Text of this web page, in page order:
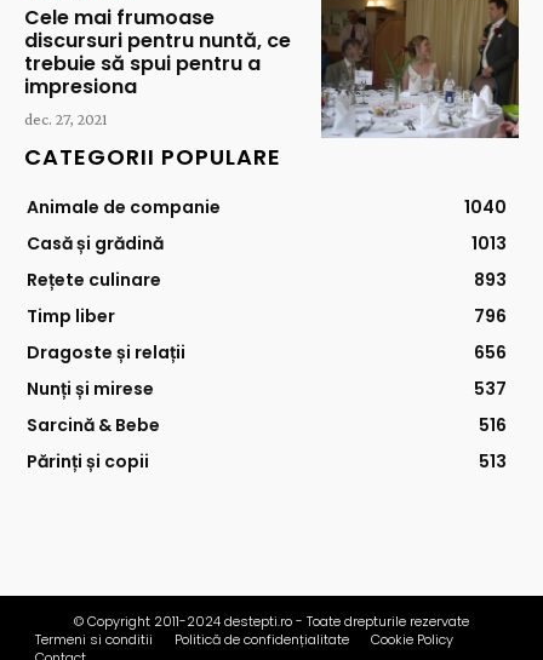
Cele mai frumoase
discursuri pentru nuntă, ce
trebuie să spui pentru a
impresiona
dec. 27, 2021
CATEGORII POPULARE
Animale de companie
1040
Casă și grădină
1013
Rețete culinare
893
Timp liber
796
Dragoste și relații
656
Nunți și mirese
537
Sarcină & Bebe
516
Părinți și copii
513
© Copyright 2011-2024 destepti.ro - Toate drepturile rezervate
Termeni si conditii
Politică de confidențialitate
Cookie Policy